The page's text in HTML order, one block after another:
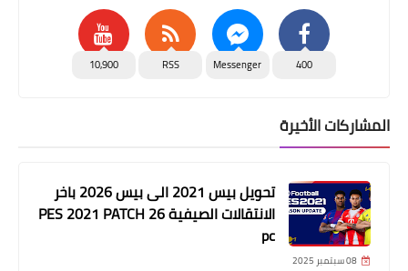
400
Messenger
RSS
10,900
المشاركات الأخيرة
تحويل بيس 2021 الى بيس 2026 باخر
الانتقالات الصيفية PES 2021 PATCH 26
pc
08 سبتمبر 2025